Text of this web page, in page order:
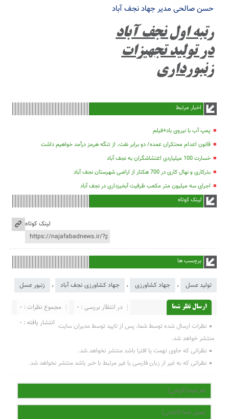
حسن صالحی مدیر جهاد نجف آباد
رتبه اول نجف آباد
در تولید تجهیزات
زنبورداری
اخبار مرتبط
پمپ آب با نیروی باد+فیلم
قانون اعدام محتکران عمده/ دو برابر نفت، از تنگه هرمز درآمد خواهیم داشت
خسارت 100 میلیاردی اغتشاشگران به نجف آباد
بذرکاری و نهال کاری در 700 هکتار از اراضی شهرستان نجف آباد
اجرای سه میلیون متر مکعب ظرفیت آبخیزداری در نجف آباد
لینک کوتاه
لینک کوتاه
برچسب ها
تولید عسل ، جهاد کشاورزی ، جهاد کشاورزی نجف آباد ، زنبور عسل
ارسال نظر شما مجموع نظرات : 0
در انتظار بررسی : 0
انتشار یافته : 0 نظرات ارسال شده توسط شما، پس از تایید توسط مدیران سایت
منتشر خواهد شد.
نظراتی که حاوی تهمت یا افترا باشد منتشر نخواهد شد.
نظراتی که به غیر از زبان فارسی یا غیر مرتبط با خبر باشد منتشر نخواهد شد.